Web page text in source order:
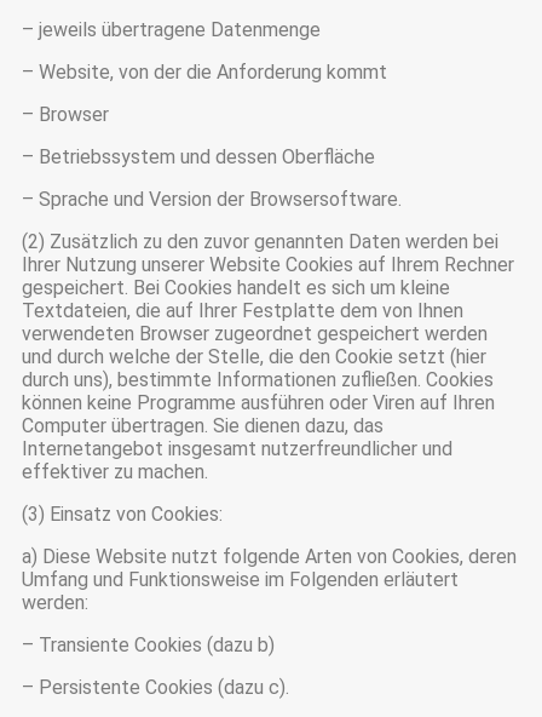
– jeweils übertragene Datenmenge
– Website, von der die Anforderung kommt
– Browser
– Betriebssystem und dessen Oberfläche
– Sprache und Version der Browsersoftware.
(2) Zusätzlich zu den zuvor genannten Daten werden bei
Ihrer Nutzung unserer Website Cookies auf Ihrem Rechner
gespeichert. Bei Cookies handelt es sich um kleine
Textdateien, die auf Ihrer Festplatte dem von Ihnen
verwendeten Browser zugeordnet gespeichert werden
und durch welche der Stelle, die den Cookie setzt (hier
durch uns), bestimmte Informationen zufließen. Cookies
können keine Programme ausführen oder Viren auf Ihren
Computer übertragen. Sie dienen dazu, das
Internetangebot insgesamt nutzerfreundlicher und
effektiver zu machen.
(3) Einsatz von Cookies:
a) Diese Website nutzt folgende Arten von Cookies, deren
Umfang und Funktionsweise im Folgenden erläutert
werden:
– Transiente Cookies (dazu b)
– Persistente Cookies (dazu c).